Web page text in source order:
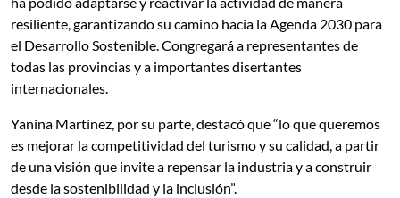
resiliente, garantizando su camino hacia la Agenda 2030 para
el Desarrollo Sostenible. Congregará a representantes de
todas las provincias y a importantes disertantes
internacionales.
Yanina Martínez, por su parte, destacó que “lo que queremos
es mejorar la competitividad del turismo y su calidad, a partir
de una visión que invite a repensar la industria y a construir
desde la sostenibilidad y la inclusión”.